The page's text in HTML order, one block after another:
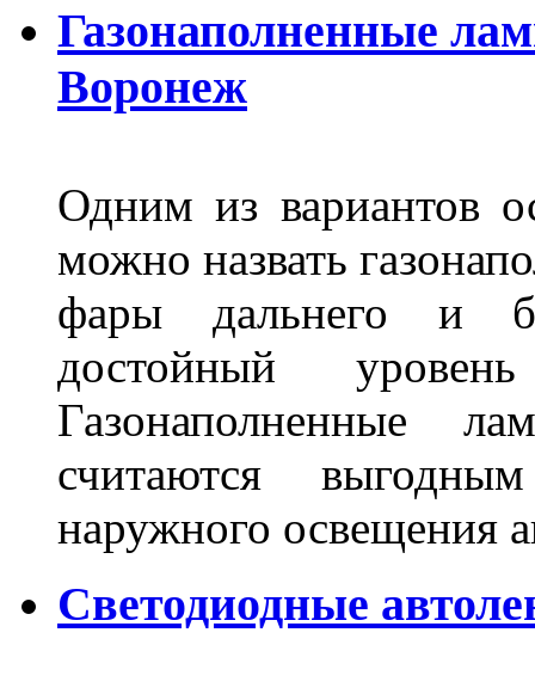
Газонаполненные
Воронеж
Одним из вариантов
можно назвать
фары дальнего и
достойный
Газонаполненные
считаются
наружного освещения
Светодиодные